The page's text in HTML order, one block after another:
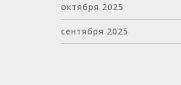
октября 2025
сентября 2025